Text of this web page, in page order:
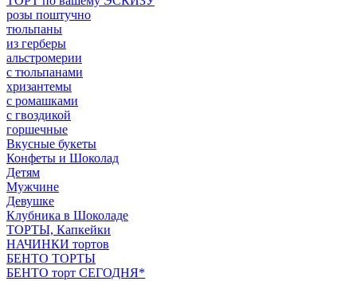
розы поштучно
тюльпаны
из герберы
альстромерии
с тюльпанами
хризантемы
с ромашками
с гвоздикой
горшечные
Вкусные букеты
Конфеты и Шоколад
Детям
Мужчине
Девушке
Клубника в Шоколаде
ТОРТЫ, Капкейки
НАЧИНКИ тортов
БЕНТО ТОРТЫ
БЕНТО торт СЕГОДНЯ*